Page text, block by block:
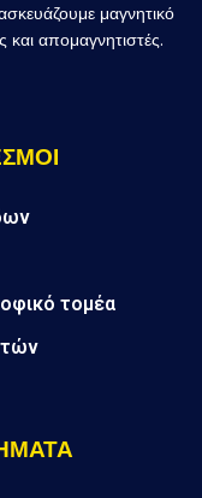
μαγνητικό
και απομαγνητιστές.
τομέα